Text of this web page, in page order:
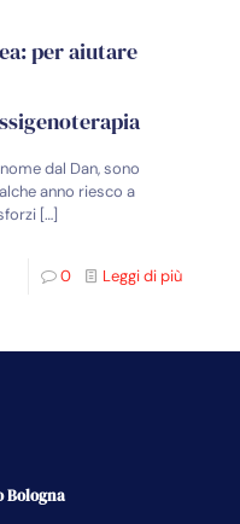
per aiutare
dal Dan, sono
anno riesco a
[…]
0 Leggi di più
Bologna